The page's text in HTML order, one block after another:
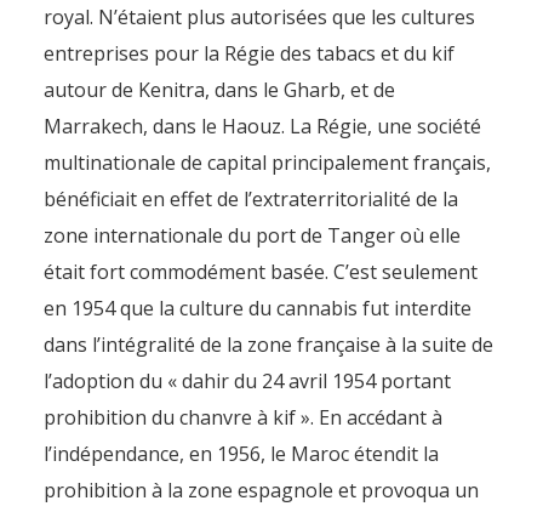
Production de cannabis et
haschich au Maroc : contexte
enjeux
royal. N’étaient plus autorisées que les cultures
entreprises pour la Régie des tabacs et du kif
autour de Kenitra, dans le Gharb, et de
Marrakech, dans le Haouz. La Régie, une société
multinationale de capital principalement français,
bénéficiait en effet de l’extraterritorialité de la
zone internationale du port de Tanger où elle
était fort commodément basée. C’est seulement
en 1954 que la culture du cannabis fut interdite
dans l’intégralité de la zone française à la suite de
l’adoption du « dahir du 24 avril 1954 portant
prohibition du chanvre à kif ». En accédant à
l’indépendance, en 1956, le Maroc étendit la
prohibition à la zone espagnole et provoqua un